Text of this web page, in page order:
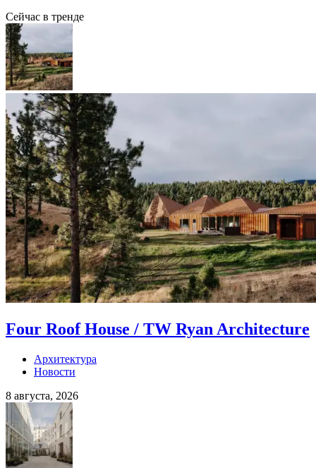
Сейчас в тренде
Four Roof House / TW Ryan Architecture
Архитектура
Новости
8 августа, 2026